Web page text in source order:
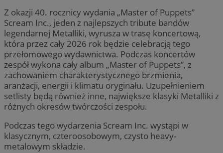
Z okazji 40. rocznicy wydania „Master of Puppets”
Scream Inc., jeden z najlepszych tribute bandów
legendarnej Metalliki, wyrusza w trasę koncertową,
która przez cały 2026 rok będzie celebracją tego
przełomowego wydawnictwa. Podczas koncertów
zespół wykona cały album „Master of Puppets”, z
zachowaniem charakterystycznego brzmienia,
aranżacji, energii i klimatu oryginału. Uzupełnieniem
setlisty będą również inne, największe klasyki Metalliki z
różnych okresów twórczości zespołu.
Podczas tego wydarzenia Scream Inc. wystąpi w
klasycznym, czteroosobowym, czysto heavy-
metalowym składzie.